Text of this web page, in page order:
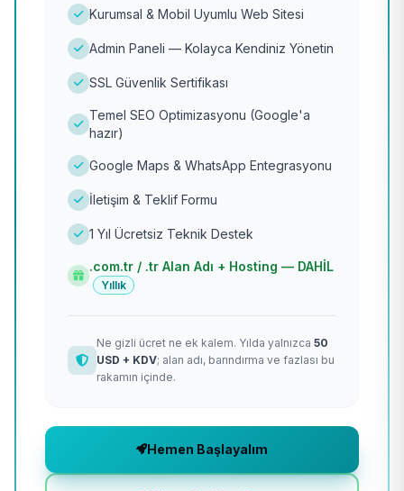
Kurumsal & Mobil Uyumlu Web Sitesi
Admin Paneli — Kolayca Kendiniz Yönetin
SSL Güvenlik Sertifikası
Temel SEO Optimizasyonu (Google'a
hazır)
Google Maps & WhatsApp Entegrasyonu
İletişim & Teklif Formu
1 Yıl Ücretsiz Teknik Destek
.com.tr / .tr Alan Adı + Hosting — DAHİL
Yıllık
Ne gizli ücret ne ek kalem. Yılda yalnızca 50
USD + KDV; alan adı, barındırma ve fazlası bu
rakamın içinde.
Hemen Başlayalım